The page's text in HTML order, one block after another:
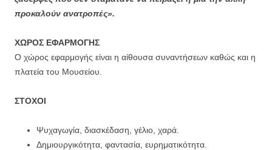
προκαλούν ανατροπές».
ΧΩΡΟΣ ΕΦΑΡΜΟΓΗΣ
Ο χώρος εφαρμογής είναι η αίθουσα συναντήσεων καθώς και η
πλατεία του Μουσείου.
ΣΤΟΧΟΙ
Ψυχαγωγία, διασκέδαση, γέλιο, χαρά.
Δημιουργικότητα, φαντασία, ευρηματικότητα.